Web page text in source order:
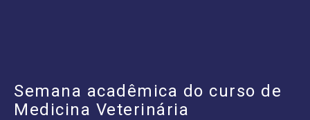
Semana acadêmica do curso de
Medicina Veterinária